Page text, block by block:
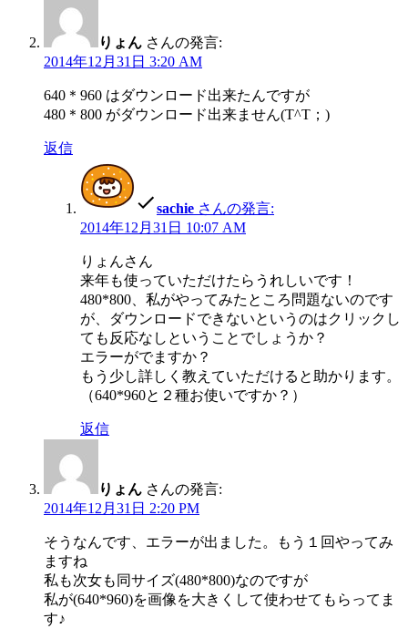
りょん さんの発言:
2014年12月31日 3:20 AM
640＊960 はダウンロード出来たんですが
480＊800 がダウンロード出来ません(T^T；)
返信
sachie さんの発言:
2014年12月31日 10:07 AM
りょんさん
来年も使っていただけたらうれしいです！
480*800、私がやってみたところ問題ないのです
が、ダウンロードできないというのはクリックし
ても反応なしということでしょうか？
エラーがでますか？
もう少し詳しく教えていただけると助かります。
（640*960と２種お使いですか？）
返信
りょん さんの発言:
2014年12月31日 2:20 PM
そうなんです、エラーが出ました。もう１回やってみ
ますね
私も次女も同サイズ(480*800)なのですが
私が(640*960)を画像を大きくして使わせてもらってま
す♪